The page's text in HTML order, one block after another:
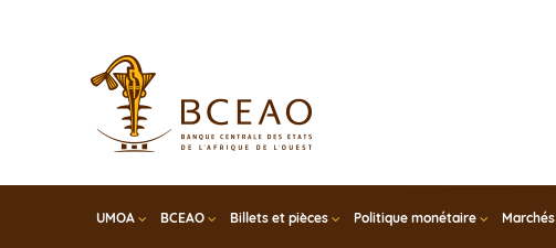
UMOA BCEAO Billets et pièces Politique monétaire Marchés